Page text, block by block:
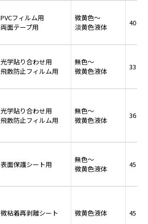
PVCフィルム用
両面テープ用
微黄色～
淡黄色液体
40
光学貼り合わせ用
飛散防止フィルム用
無色～
微黄色液体
33
光学貼り合わせ用
飛散防止フィルム用
無色～
微黄色液体
36
表面保護シート用
無色～
微黄色液体
45
微粘着再剥離シート 微黄色液体 45